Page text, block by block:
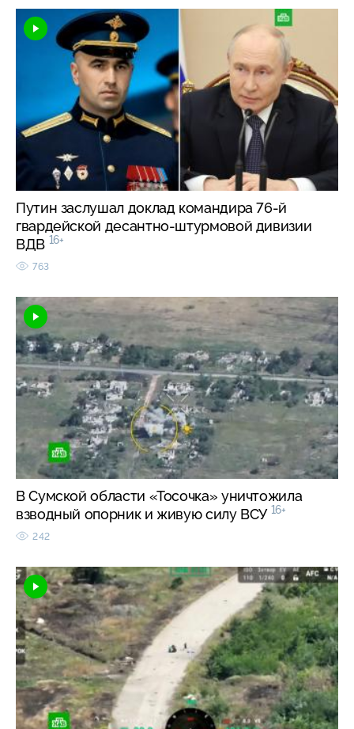
Путин заслушал доклад командира 76-й
гвардейской десантно-штурмовой дивизии
ВДВ 16+
763
В Сумской области «Тосочка» уничтожила
взводный опорник и живую силу ВСУ 16+
242